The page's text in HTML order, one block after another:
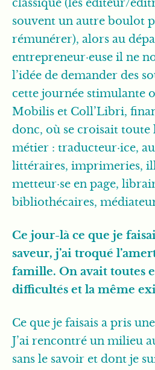
classique (les éditeur/
souvent un autre boulot
rémunérer), alors au
entrepreneur·euse il ne
l’idée de demander des
cette journée stimulante
Mobilis et Coll’Libri,
donc, où se croisait toute
métier : traducteur·ice,
littéraires, imprimeries,
metteur·se en page,
bibliothécaires,
Ce jour-là ce que je
saveur, j’ai troqué
famille. On avait toutes
difficultés et la même
Ce que je faisais a pris
J’ai rencontré un milieu
sans le savoir et dont je